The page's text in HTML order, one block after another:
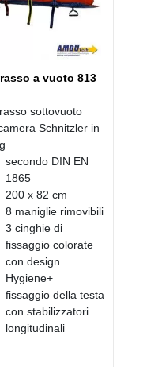
a vuoto 813
sottovuoto
Schnitzler in
secondo DIN EN
1865
200 x 82 cm
8 maniglie rimovibili
3 cinghie di
fissaggio colorate
con design
Hygiene+
fissaggio della testa
con stabilizzatori
longitudinali